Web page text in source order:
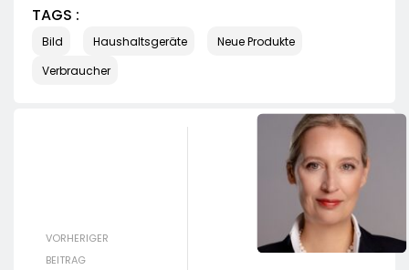
TAGS :
Bild Haushaltsgeräte
Neue Produkte
Verbraucher
VORHERIGER
BEITRAG